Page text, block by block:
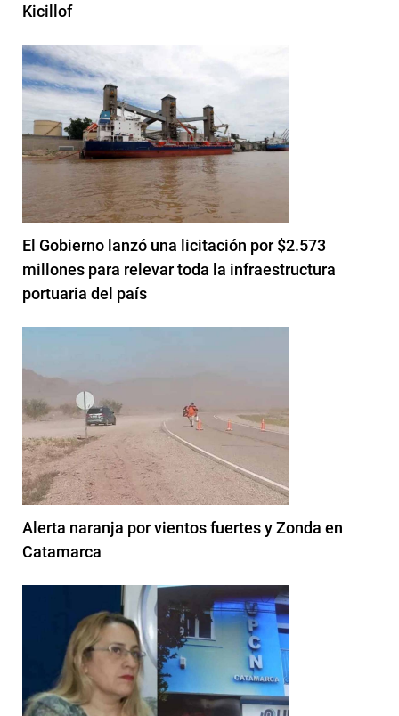
Kicillof
El Gobierno lanzó una licitación por $2.573
millones para relevar toda la infraestructura
portuaria del país
Alerta naranja por vientos fuertes y Zonda en
Catamarca